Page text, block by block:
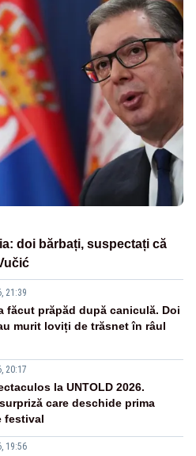
doi bărbați, suspectați că
21:39
făcut prăpăd după caniculă. Doi
murit loviți de trăsnet în râul
20:17
la UNTOLD 2026.
care deschide prima
festival
19:56